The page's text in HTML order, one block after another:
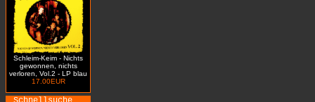
Schleim-Keim - Nichts
gewonnen, nichts
verloren, Vol.2 - LP blau
17.00EUR